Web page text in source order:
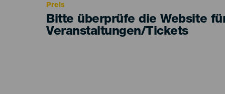
Preis
Bitte überprüfe die Website
Veranstaltungen/Tickets